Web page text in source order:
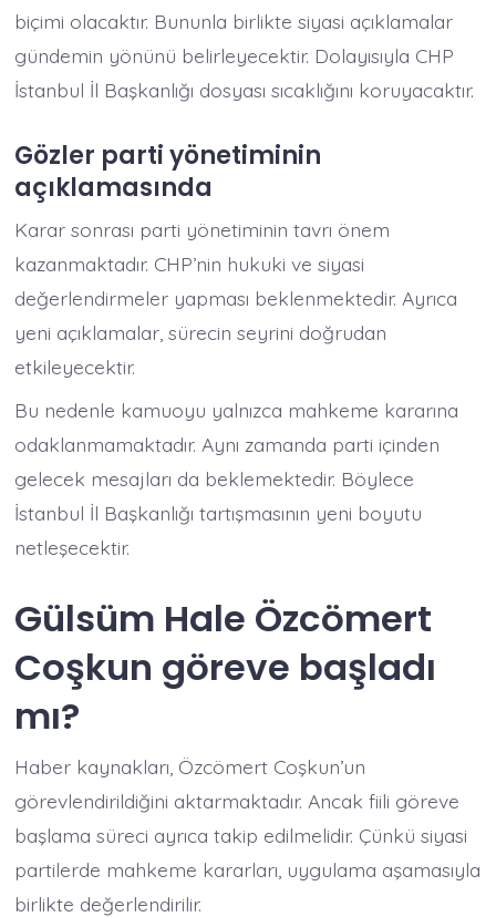
biçimi olacaktır. Bununla birlikte siyasi açıklamalar
gündemin yönünü belirleyecektir. Dolayısıyla CHP
İstanbul İl Başkanlığı dosyası sıcaklığını koruyacaktır.
Gözler parti yönetiminin
açıklamasında
Karar sonrası parti yönetiminin tavrı önem
kazanmaktadır. CHP’nin hukuki ve siyasi
değerlendirmeler yapması beklenmektedir. Ayrıca
yeni açıklamalar, sürecin seyrini doğrudan
etkileyecektir.
Bu nedenle kamuoyu yalnızca mahkeme kararına
odaklanmamaktadır. Aynı zamanda parti içinden
gelecek mesajları da beklemektedir. Böylece
İstanbul İl Başkanlığı tartışmasının yeni boyutu
netleşecektir.
Gülsüm Hale Özcömert
Coşkun göreve başladı
mı?
Haber kaynakları, Özcömert Coşkun’un
görevlendirildiğini aktarmaktadır. Ancak fiili göreve
başlama süreci ayrıca takip edilmelidir. Çünkü siyasi
partilerde mahkeme kararları, uygulama aşamasıyla
birlikte değerlendirilir.